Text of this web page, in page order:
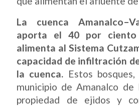
La cuenca
aporta el 40 por
alimenta al Sistema
capacidad de infiltración
la cuenca. Estos
municipio de Amanalco de
propiedad de ejidos y